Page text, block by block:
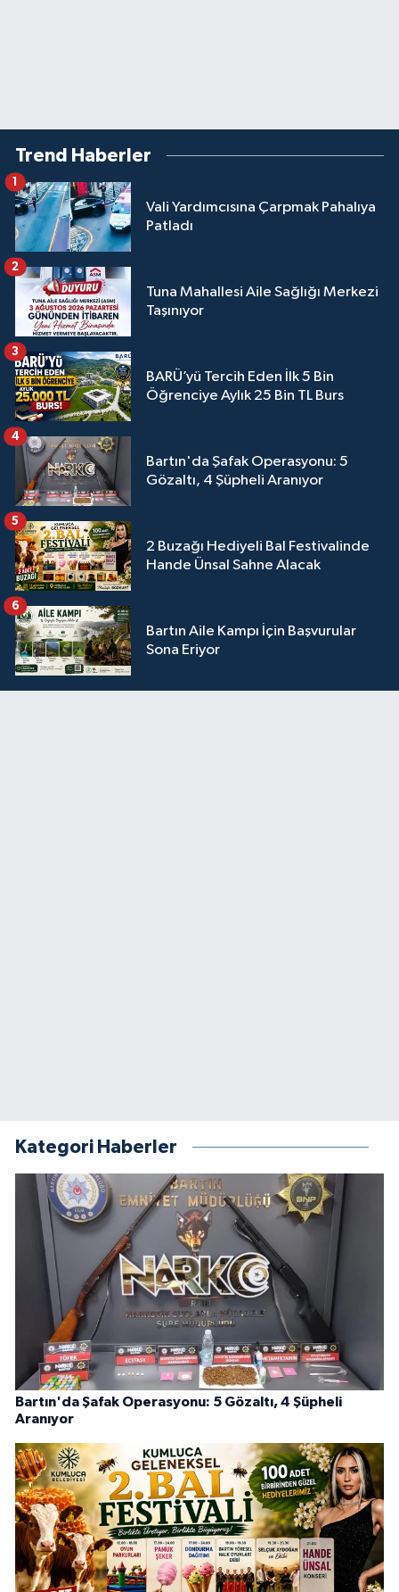
Trend Haberler
Vali Yardımcısına Çarpmak Pahalıya
Patladı
1
Tuna Mahallesi Aile Sağlığı Merkezi
Taşınıyor
2
BARÜ’yü Tercih Eden İlk 5 Bin
Öğrenciye Aylık 25 Bin TL Burs
3
Bartın'da Şafak Operasyonu: 5
Gözaltı, 4 Şüpheli Aranıyor
4
2 Buzağı Hediyeli Bal Festivalinde
Hande Ünsal Sahne Alacak
5
Bartın Aile Kampı İçin Başvurular
Sona Eriyor
6
Kategori Haberler
Bartın'da Şafak Operasyonu: 5 Gözaltı, 4 Şüpheli
Aranıyor